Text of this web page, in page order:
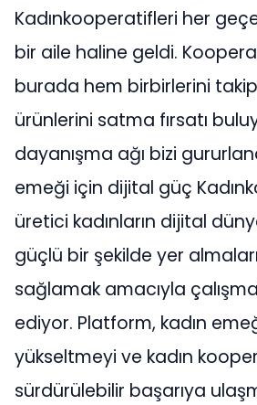
Kadınkooperatifleri her
bir aile haline geldi.
burada hem birbirlerini
ürünlerini satma fırsatı
dayanışma ağı bizi
emeği için dijital güç
üretici kadınların dijital
güçlü bir şekilde yer
sağlamak amacıyla
ediyor. Platform, kadın
yükseltmeyi ve kadın
sürdürülebilir başarıya